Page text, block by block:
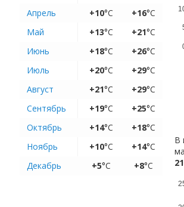
Апрель
+10°C +16°C
Май
+13°C +21°C
Июнь
+18°C +26°C
Июль
+20°C +29°C
Август
+21°C +29°C
Сентябрь
+19°C +25°C
Октябрь
+14°C +18°C
Ноябрь
+10°C +14°C
Декабрь
+5°C +8°C
В